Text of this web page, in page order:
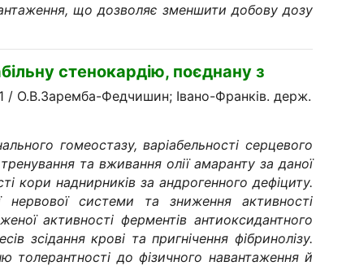
що дозволяє зменшити добову дозу
стенокардію, поєднану з
/ О.В.Заремба-Федчишин; Івано-Франків. держ.
гомеостазу, варіабельності серцевого
та вживання олії амаранту за даної
кори наднирників за андрогенного дефіциту.
нервової системи та зниження активності
активності ферментів антиоксидантного
зсідання крові та пригнічення фібринолізу.
толерантності до фізичного навантаження й